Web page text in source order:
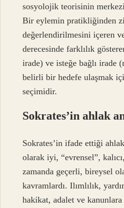
sosyolojik teorisinin
Bir eylemin pratikliğinden
değerlendirilmesini içeren
derecesinde farklılık
irade) ve isteğe bağlı irade
belirli bir hedefe ulaşmak
seçimidir.
Sokrates’in ahlak
Sokrates’in ifade ettiği
olarak iyi, “evrensel”,
zamanda geçerli, bireysel
kavramlardı. Ilımlılık,
hakikat, adalet ve